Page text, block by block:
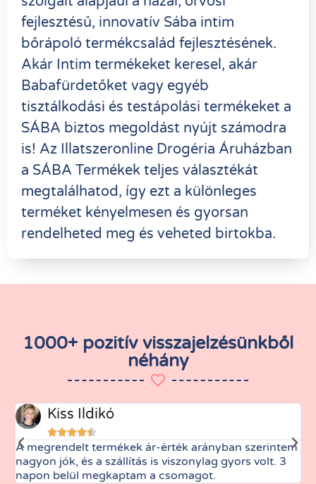
fejlesztésű, innovatív Sába intim
bőrápoló termékcsalád fejlesztésének.
Akár Intim termékeket keresel, akár
Babafürdetőket vagy egyéb
tisztálkodási és testápolási termékeket a
SÁBA biztos megoldást nyújt számodra
is! Az Illatszeronline Drogéria Áruházban
a SÁBA Termékek teljes választékát
megtalálhatod, így ezt a különleges
terméket kényelmesen és gyorsan
rendelheted meg és veheted birtokba.
1000+ pozitív visszajelzésünkből
néhány
Kiss Ildikó

A megrendelt termékek ár-érték arányban szerintem
nagyon jók, és a szállítás is viszonylag gyors volt. 3
napon belül megkaptam a csomagot.